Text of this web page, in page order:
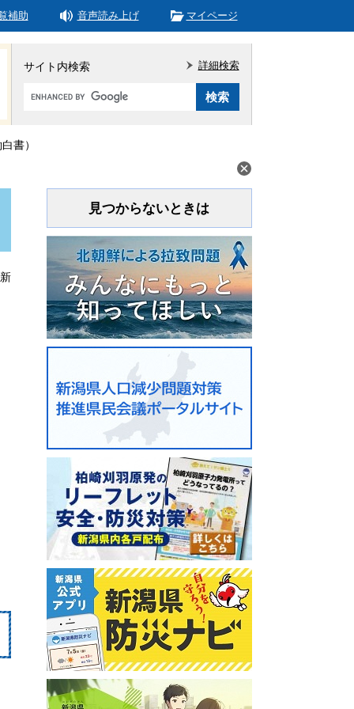
補助 音声読み上げ マイページ
サイト内検索
Google
タ
ム
詳細検索
書）
見つからないときは